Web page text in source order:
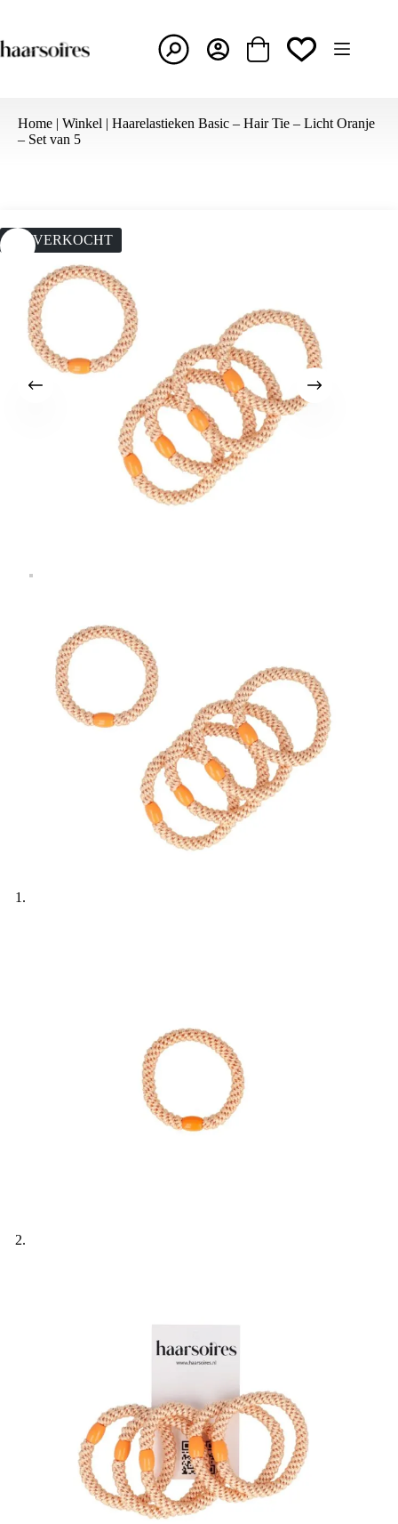
de
inhoud
Winkelwagen
Home | Winkel | Haarelastieken Basic – Hair Tie – Licht Oranje
– Set van 5
UITVERKOCHT